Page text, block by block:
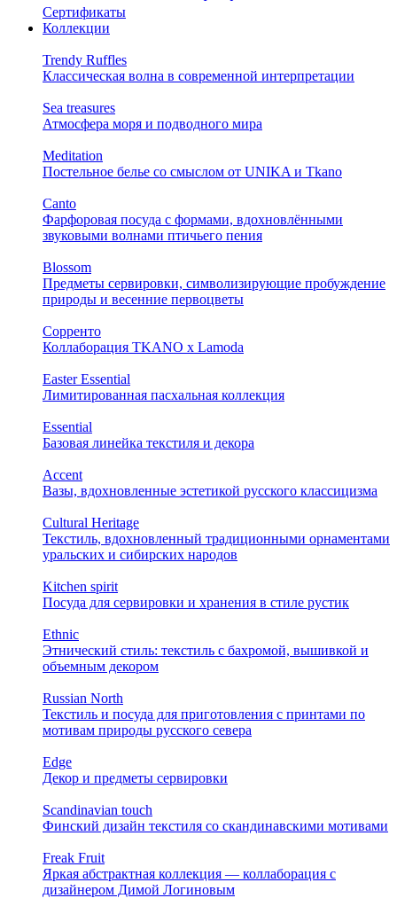
Сертификаты
Коллекции
Trendy Ruffles
Классическая волна в современной интерпретации
Sea treasures
Атмосфера моря и подводного мира
Meditation
Постельное белье со смыслом от UNIKA и Tkano
Canto
Фарфоровая посуда с формами, вдохновлёнными
звуковыми волнами птичьего пения
Blossom
Предметы сервировки, символизирующие пробуждение
природы и весенние первоцветы
Сорренто
Коллаборация TKANO х Lamoda
Easter Essential
Лимитированная пасхальная коллекция
Essential
Базовая линейка текстиля и декора
Accent
Вазы, вдохновленные эстетикой русского классицизма
Cultural Heritage
Текстиль, вдохновленный традиционными орнаментами
уральских и сибирских народов
Kitchen spirit
Посуда для сервировки и хранения в стиле рустик
Ethnic
Этнический стиль: текстиль с бахромой, вышивкой и
объемным декором
Russian North
Текстиль и посуда для приготовления с принтами по
мотивам природы русского севера
Edge
Декор и предметы сервировки
Scandinavian touch
Финский дизайн текстиля со скандинавскими мотивами
Freak Fruit
Яркая абстрактная коллекция — коллаборация с
дизайнером Димой Логиновым